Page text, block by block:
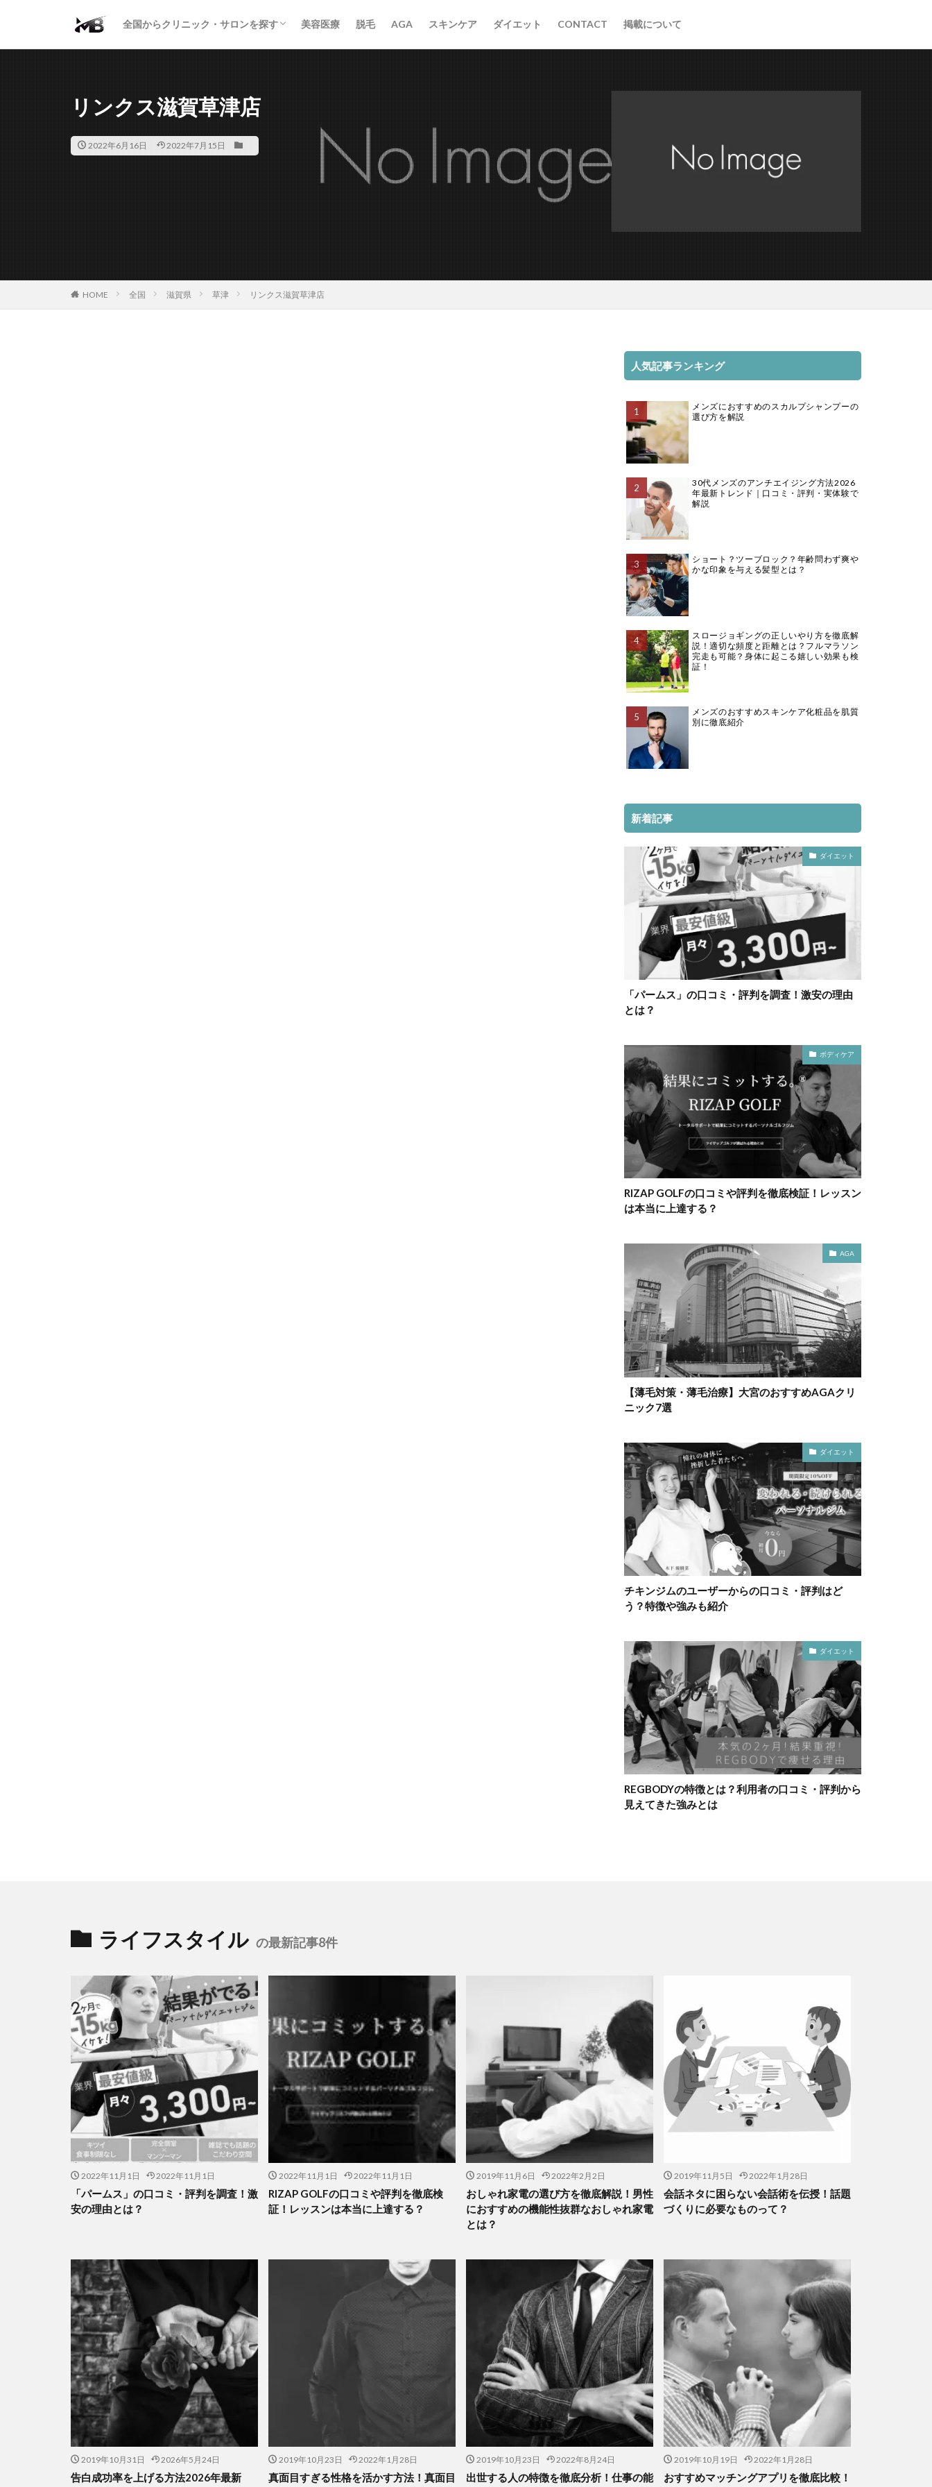
全国からクリニック・サロンを探す
二重・まぶた
鼻の形
小顔・輪郭
痩身・医療ダイエット
肌の悩み・スキンケア
わきが・多汗症
AGA
包茎・ED
医療脱毛
脱毛サロン
パーソナルジム
美容医療 脱毛 AGA スキンケア ダイエット CONTACT 掲載について
リンクス滋賀草津店
2022年6月16日 2022年7月15日
HOME 全国 滋賀県 草津 リンクス滋賀草津店
人気記事ランキング
メンズにおすすめのスカルプシャンプーの
選び方を解説
30代メンズのアンチエイジング方法2026
年最新トレンド｜口コミ・評判・実体験で
解説
ショート？ツーブロック？年齢問わず爽や
かな印象を与える髪型とは？
スロージョギングの正しいやり方を徹底解
説！適切な頻度と距離とは？フルマラソン
完走も可能？身体に起こる嬉しい効果も検
証！
メンズのおすすめスキンケア化粧品を肌質
別に徹底紹介
新着記事
ダイエット
「パームス」の口コミ・評判を調査！激安の理由
とは？
ボディケア
RIZAP GOLFの口コミや評判を徹底検証！レッスン
は本当に上達する？
AGA
【薄毛対策・薄毛治療】大宮のおすすめAGAクリ
ニック7選
ダイエット
チキンジムのユーザーからの口コミ・評判はど
う？特徴や強みも紹介
ダイエット
REGBODYの特徴とは？利用者の口コミ・評判から
見えてきた強みとは
ライフスタイル の最新記事8件
2022年11月1日 2022年11月1日
「パームス」の口コミ・評判を調査！激
安の理由とは？
2022年11月1日 2022年11月1日
RIZAP GOLFの口コミや評判を徹底検
証！レッスンは本当に上達する？
2019年11月6日 2022年2月2日
おしゃれ家電の選び方を徹底解説！男性
におすすめの機能性抜群なおしゃれ家電
とは？
2019年11月5日 2022年1月28日
会話ネタに困らない会話術を伝授！話題
づくりに必要なものって？
2019年10月31日 2026年5月24日
告白成功率を上げる方法2026年最新
2019年10月23日 2022年1月28日
真面目すぎる性格を活かす方法！真面目
2019年10月23日 2022年8月24日
出世する人の特徴を徹底分析！仕事の能
2019年10月19日 2022年1月28日
おすすめマッチングアプリを徹底比較！